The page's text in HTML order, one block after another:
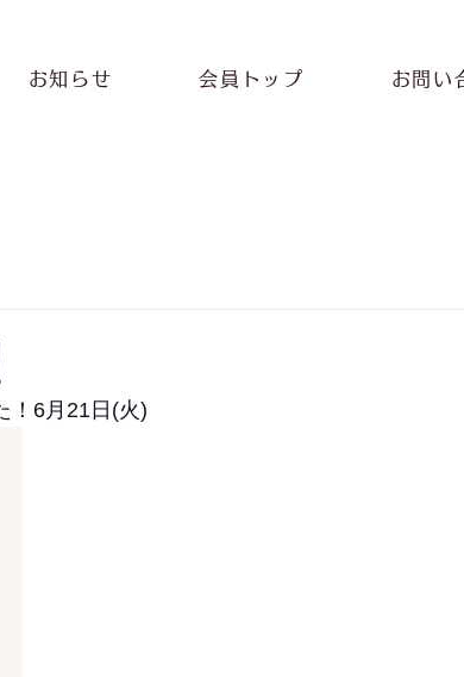
お知らせ 会員トップ お問い
！6月21日(火)